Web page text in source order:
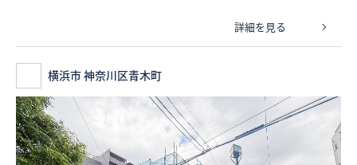
詳細を見る
横浜市 神奈川区青木町